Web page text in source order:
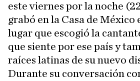
este viernes por la noche
grabó en la Casa de México
lugar que escogió la
que siente por ese país y
raíces latinas de su nuevo
Durante su conversación